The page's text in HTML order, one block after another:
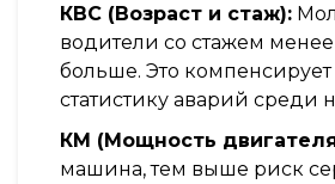
КВС (Возраст и стаж):
водители со стажем менее
больше. Это
статистику аварий среди
КМ (Мощность
машина, тем выше риск